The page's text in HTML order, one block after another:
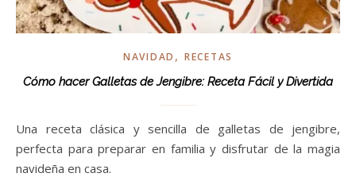
NAVIDAD , RECETAS
Cómo hacer Galletas de Jengibre: Receta Fácil y Divertida
Una receta clásica y sencilla de galletas de jengibre,
perfecta para preparar en familia y disfrutar de la magia
navideña en casa.